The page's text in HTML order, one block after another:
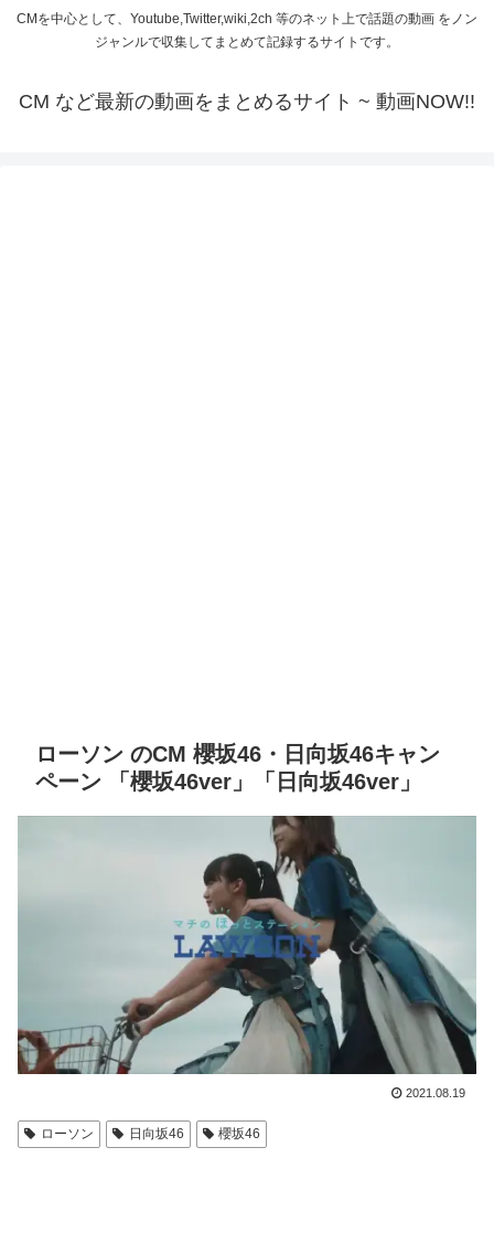
CMを中心として、Youtube,Twitter,wiki,2ch 等のネット上で話題の動画 をノン
ジャンルで収集してまとめて記録するサイトです。
CM など最新の動画をまとめるサイト ~ 動画NOW!!
ローソン のCM 櫻坂46・日向坂46キャン
ペーン 「櫻坂46ver」「日向坂46ver」
2021.08.19
ローソン 日向坂46 櫻坂46